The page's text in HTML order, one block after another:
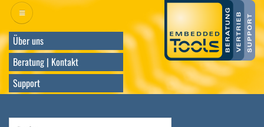
Direkt
zum
InhaltÜber uns
Beratung | Kontakt
Support